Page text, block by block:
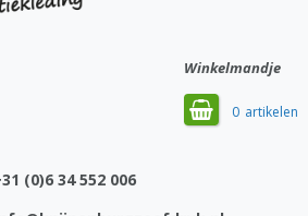
Winkelmandje
0
(0)6 34 552 006